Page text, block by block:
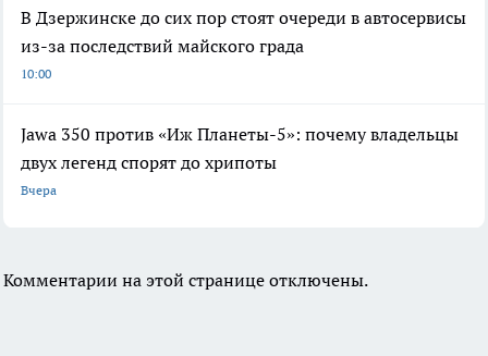
В Дзержинске до сих пор стоят очереди в автосервисы
из-за последствий майского града
10:00
Jawa 350 против «Иж Планеты-5»: почему владельцы
двух легенд спорят до хрипоты
Вчера
Комментарии на этой странице отключены.